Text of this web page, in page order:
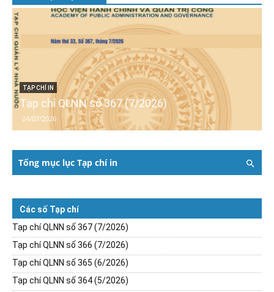
TẠP CHÍ IN
Tạp chí QLNN số 367 (7/2026)
24/07/2026
Tổng mục lục Tạp chí in
Các số Tạp chí
Tạp chí QLNN số 367 (7/2026)
Tạp chí QLNN số 366 (7/2026)
Tạp chí QLNN số 365 (6/2026)
Tạp chí QLNN số 364 (5/2026)